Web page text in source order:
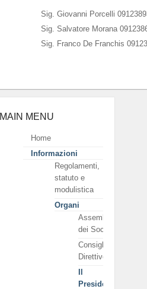
Sig. Giovanni Porcelli
Sig. Salvatore Morana
Sig. Franco De Franchis
MAIN MENU
Home
Informazioni
Regolamenti,
statuto e
modulistica
Organi
Assemblea
dei Soci
Consiglio
Direttivo
Il
Presidente